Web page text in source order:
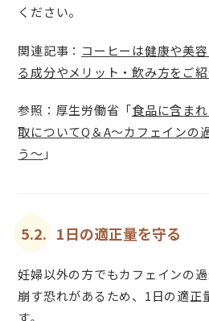
ください。
関連記事： コーヒーは健康や美
る成分やメリット・飲み方をご
参照：厚生労働省「食品に含ま
取についてQ＆A～カフェインの
う～ 」
5.2. 1日の適正量を守る
妊婦以外の方でもカフェインの
崩す恐れがあるため、1日の適正